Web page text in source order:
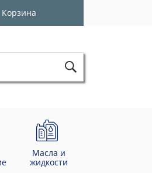
Корзина
Масла и
жидкости